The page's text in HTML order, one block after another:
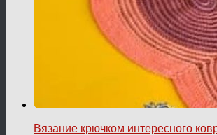
Вязание крючком интересного